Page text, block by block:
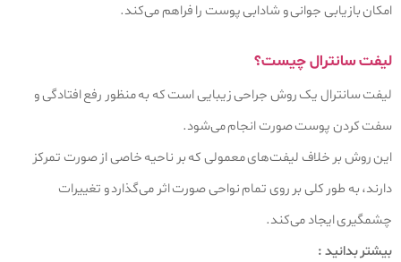
امکان بازیابی جوانی و شادابی پوست را فراهم می‌کند.
لیفت سانترال چیست؟
لیفت سانترال یک روش جراحی زیبایی است که به منظور رفع افتادگی و
سفت کردن پوست صورت انجام می‌شود.
این روش بر خلاف لیفت‌های معمولی که بر ناحیه خاصی از صورت تمرکز
دارند، به طور کلی بر روی تمام نواحی صورت اثر می‌گذارد و تغییرات
چشمگیری ایجاد می‌کند.
بیشتر بدانید :